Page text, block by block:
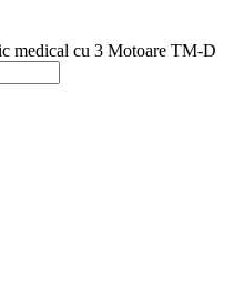
medical cu 3 Motoare TM-D